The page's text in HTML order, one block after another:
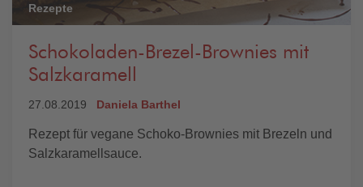
Rezepte
Schokoladen-Brezel-Brownies mit
Salzkaramell
27.08.2019 Daniela Barthel
Rezept für vegane Schoko-Brownies mit Brezeln und
Salzkaramellsauce.